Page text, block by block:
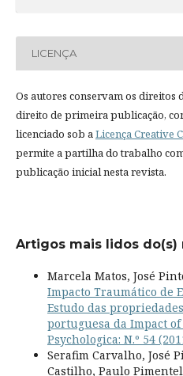
LICENÇA
Os autores conservam os direitos
direito de primeira publicação,
licenciado sob aLicença Creative
permite a partilha do trabalho
publicação inicial nesta revista.
Artigos mais lidos do(s)
Marcela Matos, José
Impacto Traumático de
Estudo das
portuguesa da Impact of
Psychologica: N.º 54
Serafim Carvalho, José
Castilho, Paulo